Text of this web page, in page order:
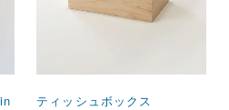
ティッシュボックス